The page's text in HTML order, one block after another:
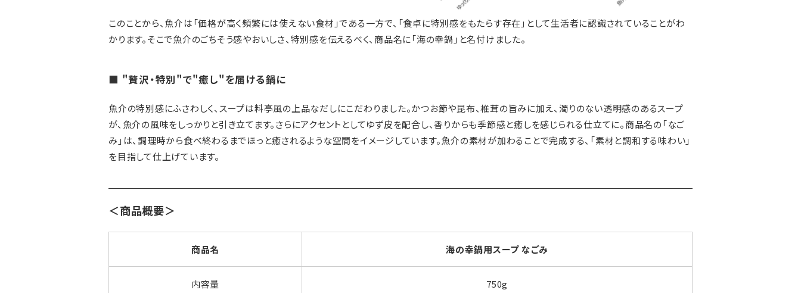
このことから、魚介は「価格が高く頻繁には使えない食材」である一方で、「食卓に特別感をもたらす存在」として生活者に認識されていることがわ
かります。そこで魚介のごちそう感やおいしさ、特別感を伝えるべく、商品名に「海の幸鍋」と名付けました。
■ "贅沢・特別"で"癒し"を届ける鍋に
魚介の特別感にふさわしく、スープは料亭風の上品なだしにこだわりました。かつお節や昆布、椎茸の旨みに加え、濁りのない透明感のあるスープ
が、魚介の風味をしっかりと引き立てます。さらにアクセントとしてゆず皮を配合し、香りからも季節感と癒しを感じられる仕立てに。商品名の「なご
み」は、調理時から食べ終わるまでほっと癒されるような空間をイメージしています。魚介の素材が加わることで完成する、「素材と調和する味わい」
を目指して仕上げています。
＜商品概要＞
商品名 海の幸鍋用スープ なごみ
内容量 750g